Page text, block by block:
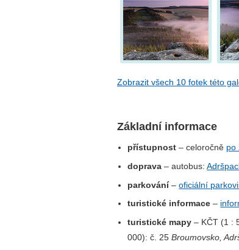
Zobrazit všech 10 fotek této
Základní informace
přístupnost – celoročně po
doprava – autobus:
parkování–oficiální
turistické informace –
turistické mapy – KČT (1 :
000): č. 25Broumovsko,